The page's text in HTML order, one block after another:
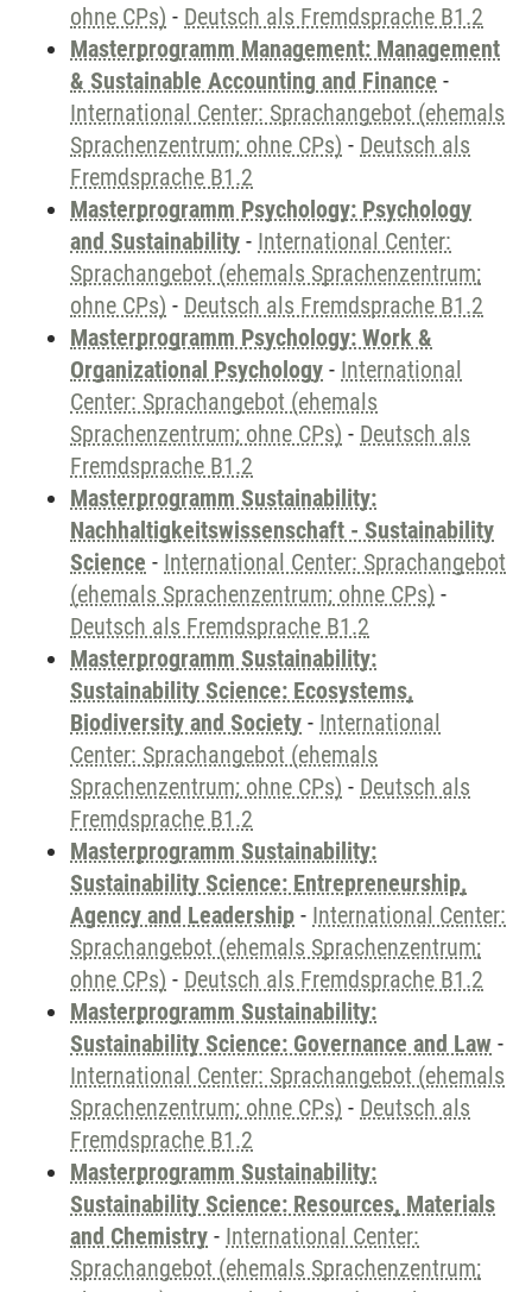
ohne CPs) - Deutsch als Fremdsprache B1.2
Masterprogramm Management: Management
& Sustainable Accounting and Finance -
International Center: Sprachangebot (ehemals
Sprachenzentrum; ohne CPs) - Deutsch als
Fremdsprache B1.2
Masterprogramm Psychology: Psychology
and Sustainability - International Center:
Sprachangebot (ehemals Sprachenzentrum;
ohne CPs) - Deutsch als Fremdsprache B1.2
Masterprogramm Psychology: Work &
Organizational Psychology - International
Center: Sprachangebot (ehemals
Sprachenzentrum; ohne CPs) - Deutsch als
Fremdsprache B1.2
Masterprogramm Sustainability:
Nachhaltigkeitswissenschaft - Sustainability
Science - International Center: Sprachangebot
(ehemals Sprachenzentrum; ohne CPs) -
Deutsch als Fremdsprache B1.2
Masterprogramm Sustainability:
Sustainability Science: Ecosystems,
Biodiversity and Society - International
Center: Sprachangebot (ehemals
Sprachenzentrum; ohne CPs) - Deutsch als
Fremdsprache B1.2
Masterprogramm Sustainability:
Sustainability Science: Entrepreneurship,
Agency and Leadership - International Center:
Sprachangebot (ehemals Sprachenzentrum;
ohne CPs) - Deutsch als Fremdsprache B1.2
Masterprogramm Sustainability:
Sustainability Science: Governance and Law -
International Center: Sprachangebot (ehemals
Sprachenzentrum; ohne CPs) - Deutsch als
Fremdsprache B1.2
Masterprogramm Sustainability:
Sustainability Science: Resources, Materials
and Chemistry - International Center:
Sprachangebot (ehemals Sprachenzentrum;